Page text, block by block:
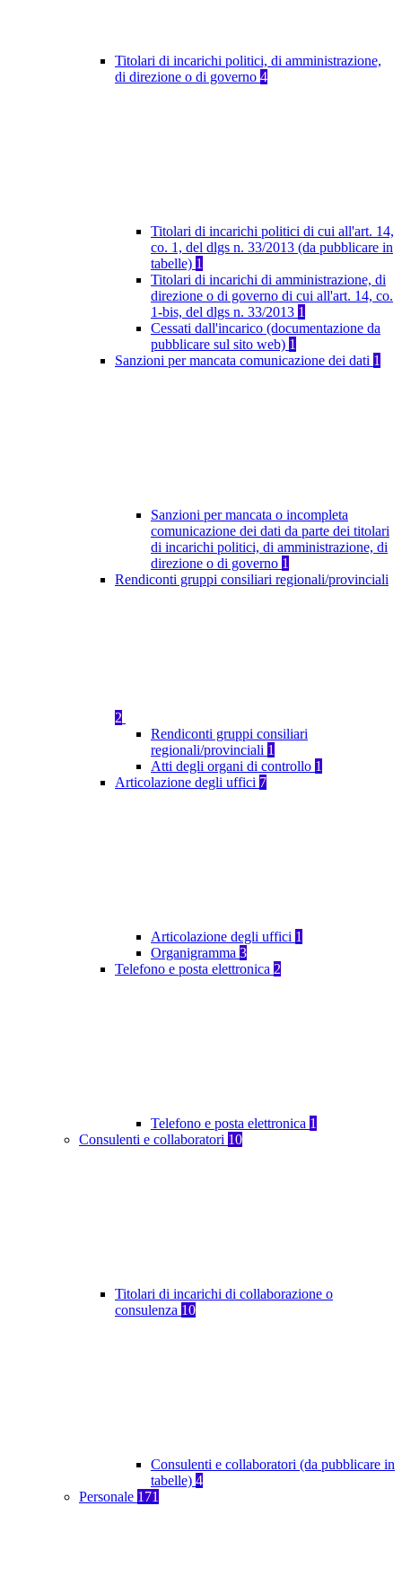
Titolari di incarichi politici, di amministrazione,
di direzione o di governo 4
Titolari di incarichi politici di cui all'art. 14,
co. 1, del dlgs n. 33/2013 (da pubblicare in
tabelle) 1
Titolari di incarichi di amministrazione, di
direzione o di governo di cui all'art. 14, co.
1-bis, del dlgs n. 33/2013 1
Cessati dall'incarico (documentazione da
pubblicare sul sito web) 1
Sanzioni per mancata comunicazione dei dati 1
Sanzioni per mancata o incompleta
comunicazione dei dati da parte dei titolari
di incarichi politici, di amministrazione, di
direzione o di governo 1
Rendiconti gruppi consiliari regionali/provinciali
2
Rendiconti gruppi consiliari
regionali/provinciali 1
Atti degli organi di controllo 1
Articolazione degli uffici 7
Articolazione degli uffici 1
Organigramma 3
Telefono e posta elettronica 2
Telefono e posta elettronica 1
Consulenti e collaboratori 10
Titolari di incarichi di collaborazione o
consulenza 10
Consulenti e collaboratori (da pubblicare in
tabelle) 4
Personale 171